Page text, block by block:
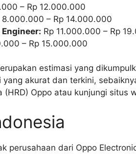
– Rp 12.000.000
8.000.000 – Rp 14.000.000
Rp 11.000.000 – Rp
– Rp 15.000.000
estimasi yang
akurat dan terkini,
Oppo atau kunjungi situs
perusahaan dari Oppo